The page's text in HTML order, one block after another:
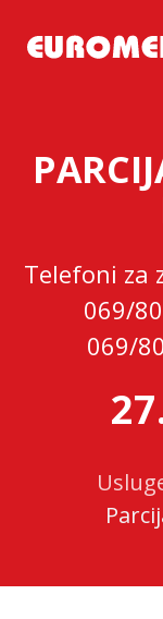
Telefoni za
069/
069/